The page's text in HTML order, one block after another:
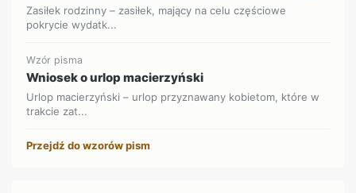
Zasiłek rodzinny – zasiłek, mający na celu częściowe
pokrycie wydatk...
Wzór pisma
Wniosek o urlop macierzyński
Urlop macierzyński – urlop przyznawany kobietom, które w
trakcie zat...
Przejdź do wzorów pism